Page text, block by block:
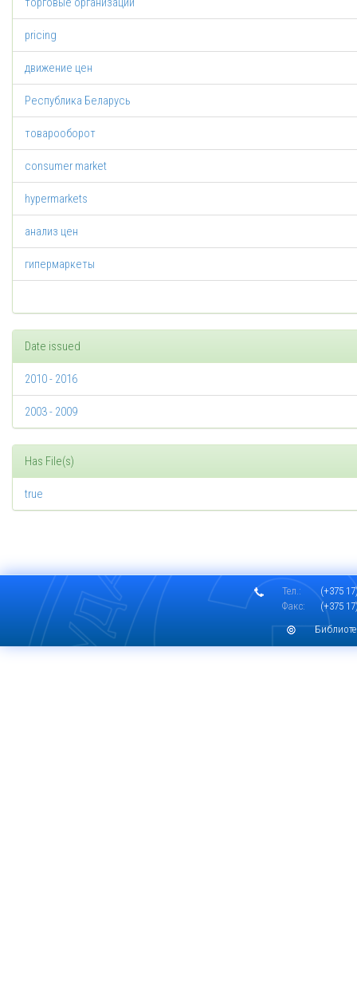
pricing
движение цен
Республика Беларусь
товарооборот
consumer market
hypermarkets
анализ цен
гипермаркеты
Date issued
2010 - 2016
2003 - 2009
Has File(s)
true
Тел.:
(+375
Факс:
(+375